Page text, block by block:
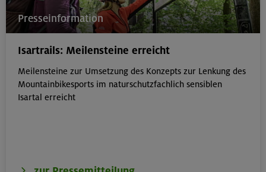
Presseinformation
Isartrails: Meilensteine erreicht
Meilensteine zur Umsetzung des Konzepts zur Lenkung des
Mountainbikesports im naturschutzfachlich sensiblen
Isartal erreicht